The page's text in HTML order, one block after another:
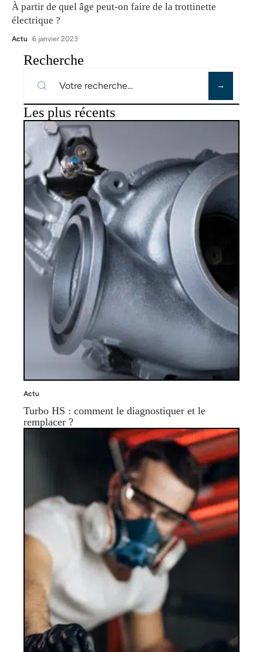
À partir de quel âge peut-on faire de la trottinette
électrique ?
Actu 6 janvier 2023
Recherche
Les plus récents
Actu
Turbo HS : comment le diagnostiquer et le
remplacer ?